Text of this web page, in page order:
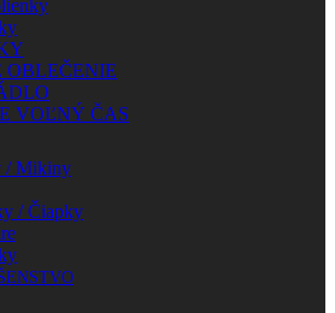
OBLEČENIE
VOĽNÝ ČAS
/ Mikiny
/ Čiapky